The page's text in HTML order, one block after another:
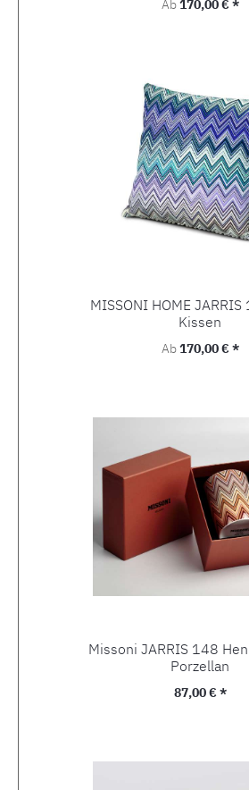
Regulärer Preis:
Ab170,00 € *
MISSONI HOME JARRIS
Kissen
Regulärer Preis:
Ab170,00 € *
Missoni JARRIS 148
Porzellan
Regulärer
87,00 € *